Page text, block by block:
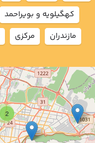
2
كهگيلويه و بويراحمد
مازندران
مركزي